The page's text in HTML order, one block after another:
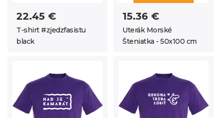
22.45 €
T-shirt #zjedzfasistu
black
15.36 €
Uterák Morské
Šteniatka - 50x100 cm